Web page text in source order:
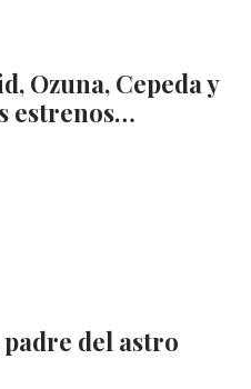
Ozuna, Cepeda y
estrenos…
del astro